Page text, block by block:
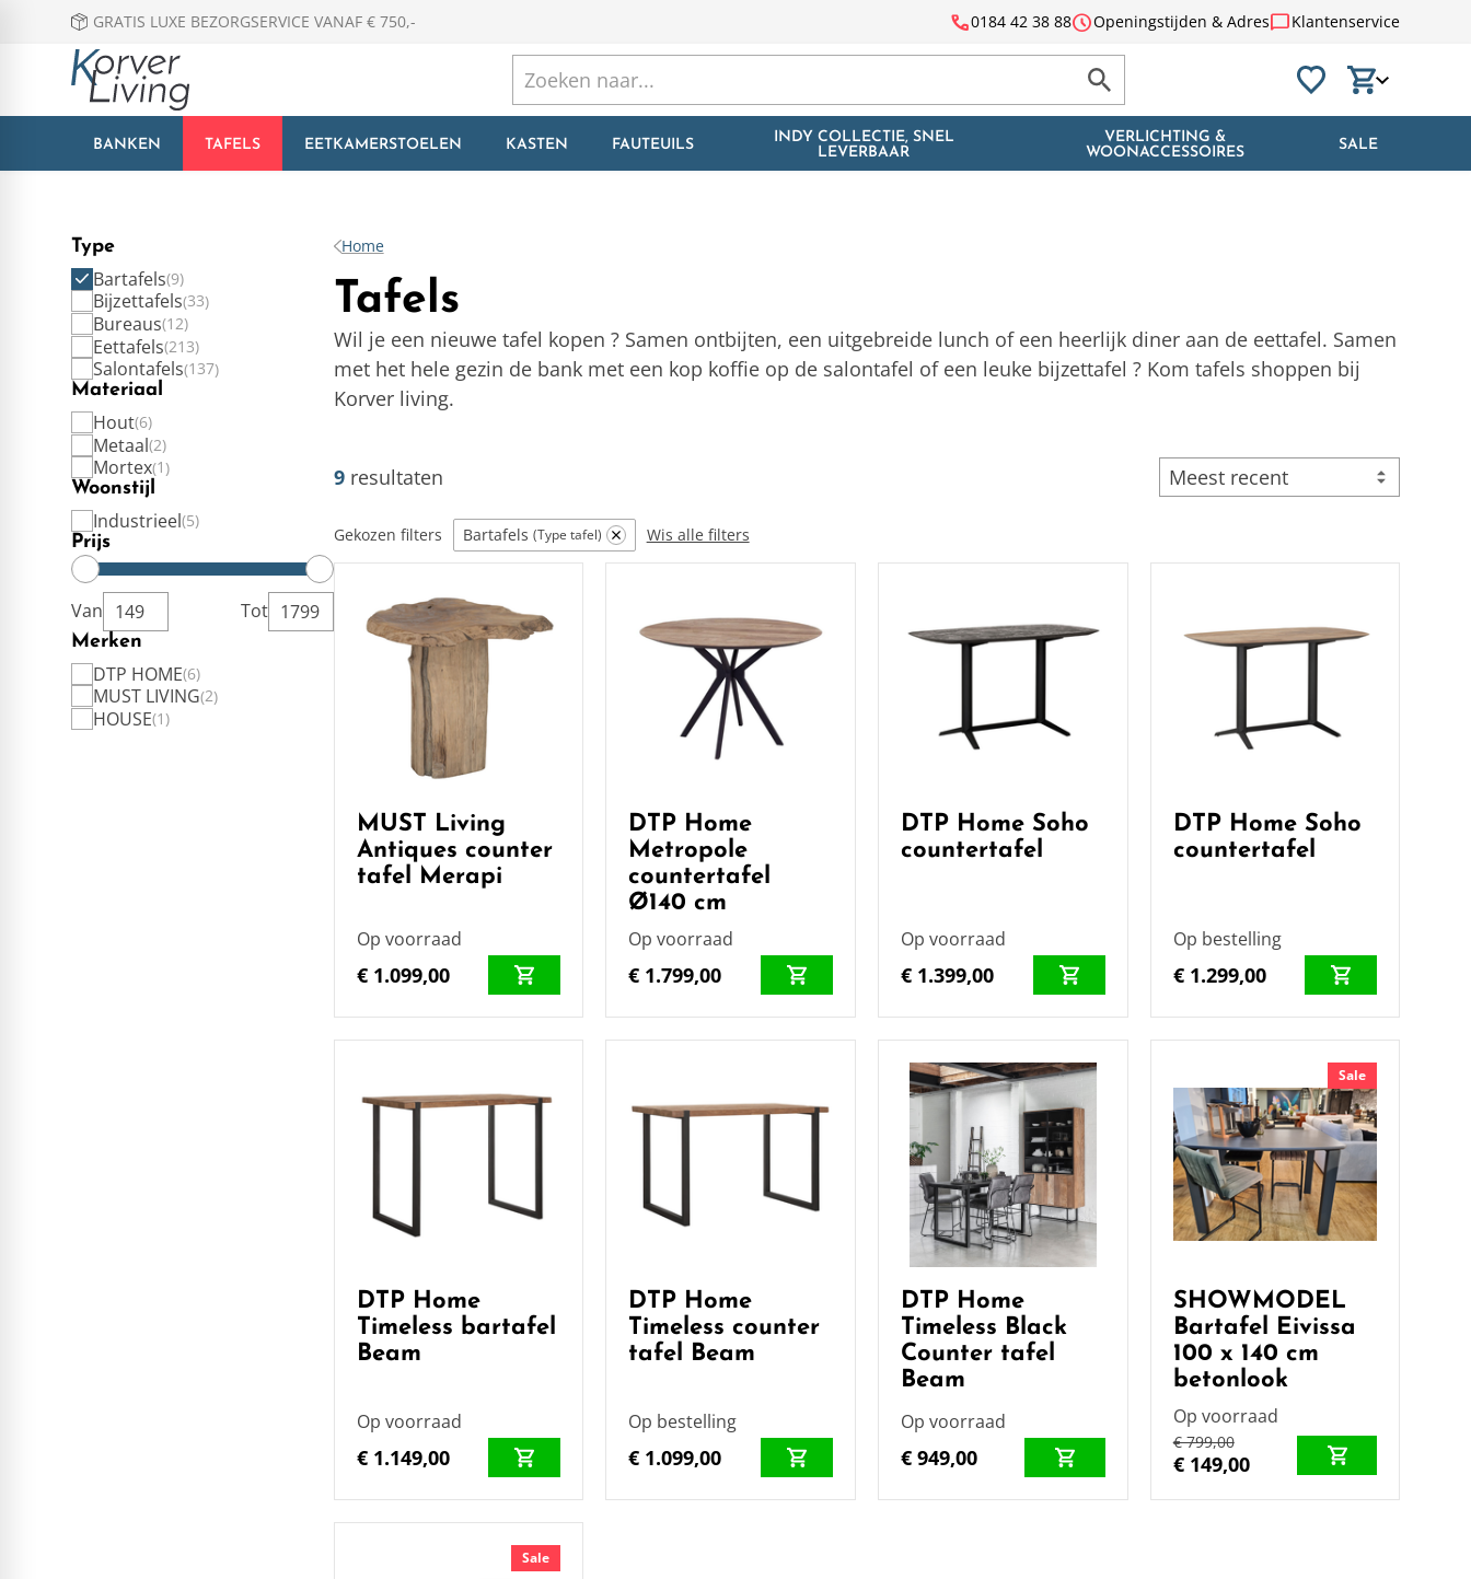
GRATIS LUXE BEZORGSERVICE VANAF € 750,- call0184 42 38 88scheduleOpeningstijden & Adreschat_bubbleKlantenservice
BANKEN TAFELS EETKAMERSTOELEN KASTEN FAUTEUILS
INDY COLLECTIE, SNEL
LEVERBAAR
VERLICHTING &
WOONACCESSOIRES
SALE
Type
Bartafels 9
Bijzettafels 33
Bureaus 12
Eettafels 213
Salontafels 137
Materiaal
Hout 6
Metaal 2
Mortex 1
Woonstijl
Industrieel 5
Prijs
Van Tot
Merken
DTP HOME 6
MUST LIVING 2
HOUSE 1
Home
Tafels
Wil je een nieuwe tafel kopen ? Samen ontbijten, een uitgebreide lunch of een heerlijk diner aan de eettafel. Samen
met het hele gezin de bank met een kop koffie op de salontafel of een leuke bijzettafel ? Kom tafels shoppen bij
Korver living.
9resultaten Meest recent
Gekozen filters Bartafels Type tafel Wis alle filters
MUST Living
Antiques counter
tafel Merapi
Op voorraad
€ 1.099,00
DTP Home
Metropole
countertafel
Ø140 cm
Op voorraad
€ 1.799,00
DTP Home Soho
countertafel
Op voorraad
€ 1.399,00
DTP Home Soho
countertafel
Op bestelling
€ 1.299,00
DTP Home
Timeless bartafel
Beam
Op voorraad
€ 1.149,00
DTP Home
Timeless counter
tafel Beam
Op bestelling
€ 1.099,00
DTP Home
Timeless Black
Counter tafel
Beam
Op voorraad
€ 949,00
Sale
SHOWMODEL
Bartafel Eivissa
100 x 140 cm
betonlook
Op voorraad
€ 799,00
€ 149,00
Sale